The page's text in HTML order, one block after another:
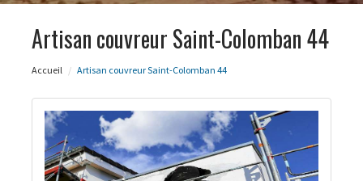
Artisan couvreur Saint-Colomban 44
Accueil Artisan couvreur Saint-Colomban 44